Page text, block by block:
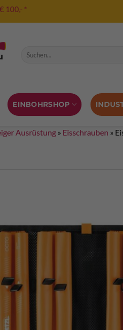
€ 100,- *
Suche nach:
EINBOHRSHOP
Ausrüstung » Eisschrauben »